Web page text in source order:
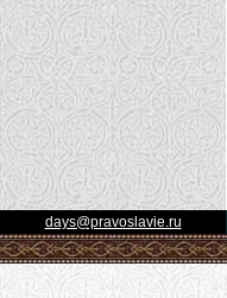
days@pravoslavie.ru